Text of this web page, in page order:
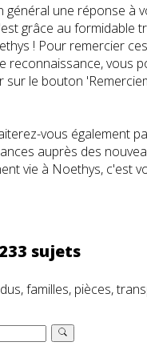
général une réponse à
grâce au formidable
! Pour remercier
reconnaissance, vous
sur le bouton
vous également
auprès des
vie à Noethys, c'est
233 sujets
familles, pièces,